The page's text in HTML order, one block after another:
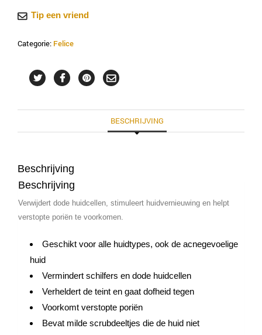
aantalTip een vriend
Categorie: Felice
BESCHRIJVING
Beschrijving
Beschrijving
Verwijdert dode huidcellen, stimuleert huidvernieuwing en helpt
verstopte poriën te voorkomen.
Geschikt voor alle huidtypes, ook de acnegevoelige
huid
Vermindert schilfers en dode huidcellen
Verheldert de teint en gaat dofheid tegen
Voorkomt verstopte poriën
Bevat milde scrubdeeltjes die de huid niet